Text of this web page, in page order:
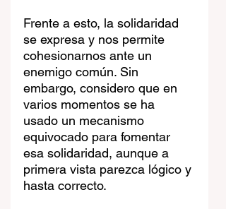
Frente a esto, la solidaridad
se expresa y nos permite
cohesionarnos ante un
enemigo común. Sin
embargo, considero que en
varios momentos se ha
usado un mecanismo
equivocado para fomentar
esa solidaridad, aunque a
primera vista parezca lógico y
hasta correcto.